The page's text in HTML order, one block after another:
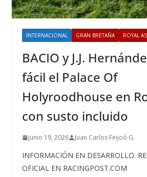
INTERNACIONAL GRAN BRETAÑA ROYAL
BACIO y J.J.
fácil el Palace Of
Holyroodhouse en
con susto incluido
junio 19, 2026 Juan Carlos Feijoó G.
INFORMACIÓN EN DESARROLLO.
OFICIAL EN RACINGPOST.COM